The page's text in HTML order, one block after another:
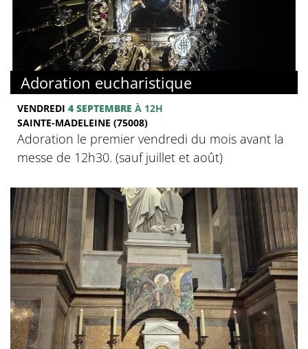
Adoration eucharistique
VENDREDI 4 SEPTEMBRE À 12H
SAINTE-MADELEINE (75008)
Adoration le premier vendredi du mois avant la
messe de 12h30. (sauf juillet et août)